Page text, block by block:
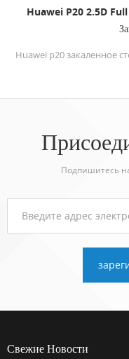
Huawei P20 2.5D Full
Подпишитесь
Свежие Новости